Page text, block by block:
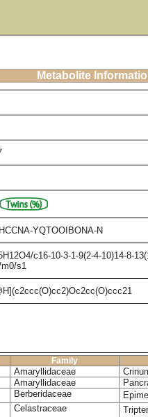
Metabolite
YQTOOIBONA-N
c16-10-3-1-9(2-4-10)14-8-
m0/s1
Family
Amaryllidaceae
Amaryllidaceae
Berberidaceae
Celastraceae